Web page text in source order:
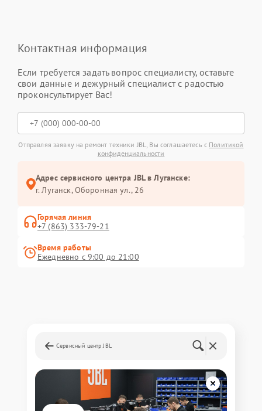
Контактная информация
Если требуется задать вопрос специалисту, оставьте
свои данные и дежурный специалист с радостью
проконсультирует Вас!
Отправляя заявку на ремонт техники JBL, Вы соглашаетесь с Политикой
конфиденциальности
Адрес сервисного центра JBL в Луганске:
г. Луганск, Оборонная ул., 26
Горячая линия
+7 (863) 333-79-21
Время работы
Ежедневно с 9:00 до 21:00
Сервисный центр JBL